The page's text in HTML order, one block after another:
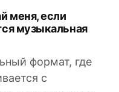
музыкальная
формат, где
с